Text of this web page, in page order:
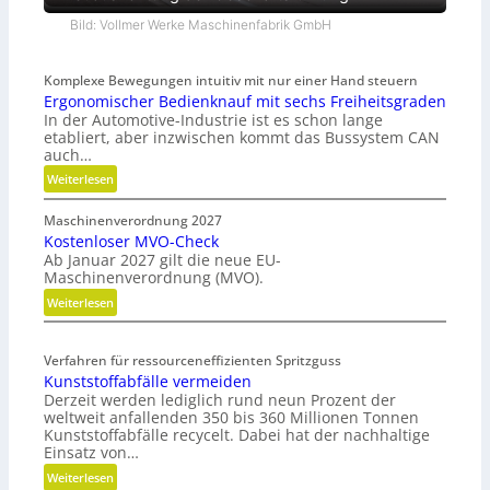
Bild: Vollmer Werke Maschinenfabrik GmbH
Komplexe Bewegungen intuitiv mit nur einer Hand steuern
Ergonomischer Bedienknauf mit sechs Freiheitsgraden
In der Automotive-Industrie ist es schon lange
etabliert, aber inzwischen kommt das Bussystem CAN
auch…
Weiterlesen:
E
r
g
o
n
o
m
s
c
h
e
r
B
Maschinenverordnung 2027
Kostenloser MVO-Check
Ab Januar 2027 gilt die neue EU-
Maschinenverordnung (MVO).
Weiterlesen:
K
s
t
e
n
l
o
Verfahren für ressourceneffizienten Spritzguss
Kunststoffabfälle vermeiden
Derzeit werden lediglich rund neun Prozent der
weltweit anfallenden 350 bis 360 Millionen Tonnen
Kunststoffabfälle recycelt. Dabei hat der nachhaltige
Einsatz von…
Weiterlesen: